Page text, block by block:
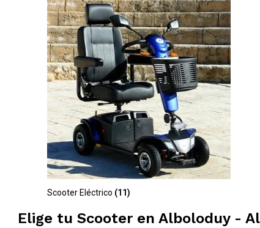
Scooter Eléctrico (11)
Elige tu Scooter en Alboloduy -